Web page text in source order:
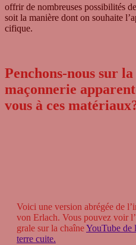
offrir de nombreu­ses pos­si­bi­li­tés
soit la manière dont on sou­haite
ci­fi­que.
Penchons-nous sur
maçonnerie
vous à ces
Voici une ver­sion abré­gée de
von Erlach. Vous pou­vez voir
grale sur la chaîneYou­Tube de
terre cuite.